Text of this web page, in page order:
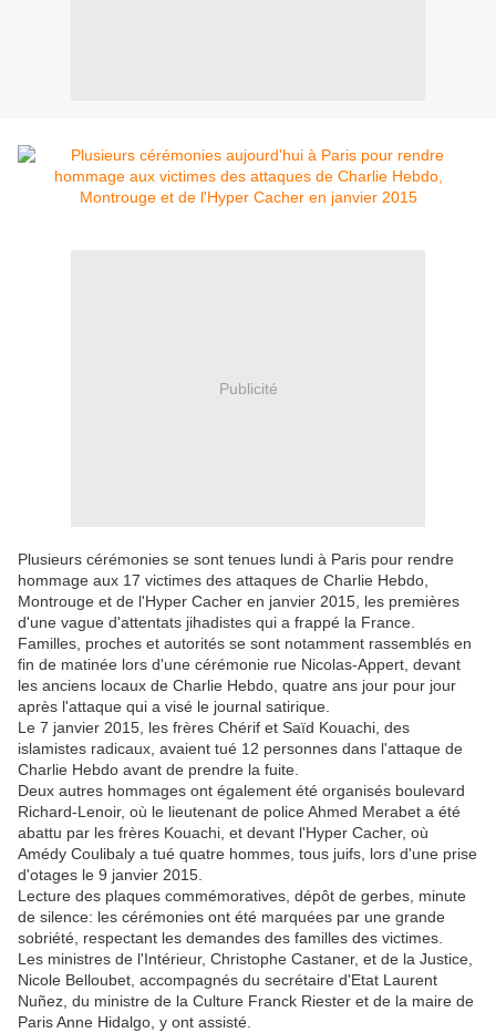
Publicité
Plusieurs cérémonies se sont tenues lundi à Paris pour rendre
hommage aux 17 victimes des attaques de Charlie Hebdo,
Montrouge et de l'Hyper Cacher en janvier 2015, les premières
d'une vague d'attentats jihadistes qui a frappé la France.
Familles, proches et autorités se sont notamment rassemblés en
fin de matinée lors d'une cérémonie rue Nicolas-Appert, devant
les anciens locaux de Charlie Hebdo, quatre ans jour pour jour
après l'attaque qui a visé le journal satirique.
Le 7 janvier 2015, les frères Chérif et Saïd Kouachi, des
islamistes radicaux, avaient tué 12 personnes dans l'attaque de
Charlie Hebdo avant de prendre la fuite.
Deux autres hommages ont également été organisés boulevard
Richard-Lenoir, où le lieutenant de police Ahmed Merabet a été
abattu par les frères Kouachi, et devant l'Hyper Cacher, où
Amédy Coulibaly a tué quatre hommes, tous juifs, lors d'une prise
d'otages le 9 janvier 2015.
Lecture des plaques commémoratives, dépôt de gerbes, minute
de silence: les cérémonies ont été marquées par une grande
sobriété, respectant les demandes des familles des victimes.
Les ministres de l'Intérieur, Christophe Castaner, et de la Justice,
Nicole Belloubet, accompagnés du secrétaire d'Etat Laurent
Nuñez, du ministre de la Culture Franck Riester et de la maire de
Paris Anne Hidalgo, y ont assisté.